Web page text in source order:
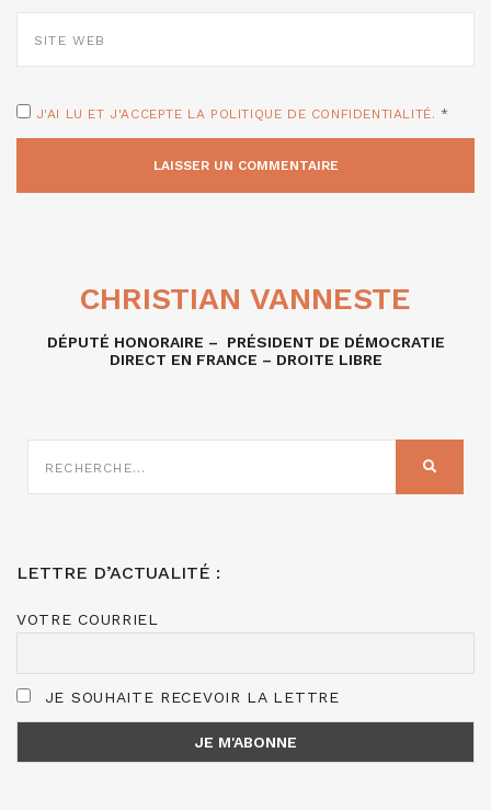
WEB
J'AI LU ET J'ACCEPTE LA POLITIQUE DE CONFIDENTIALITÉ. *
CHRISTIAN VANNESTE
DÉPUTÉ HONORAIRE – PRÉSIDENT DE DÉMOCRATIE
DIRECT EN FRANCE – DROITE LIBRE
SUR
LETTRE D’ACTUALITÉ :
VOTRE COURRIEL
JE SOUHAITE RECEVOIR LA LETTRE